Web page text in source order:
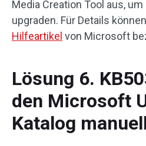
Media Creation Tool aus,
upgraden. Für Details
Hilfeartikel von Microsoft
Lösung 6.
den Microsoft
Katalog